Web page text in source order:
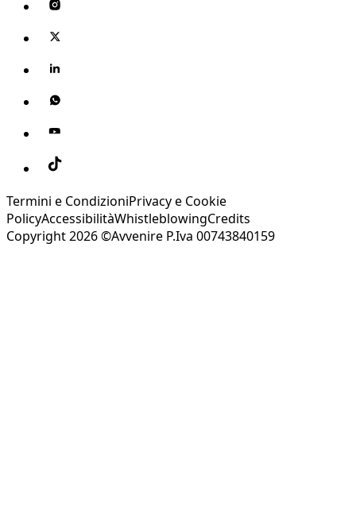
Termini e CondizioniPrivacy e Cookie
PolicyAccessibilitàWhistleblowingCredits
Copyright 2026 ©Avvenire P.Iva 00743840159